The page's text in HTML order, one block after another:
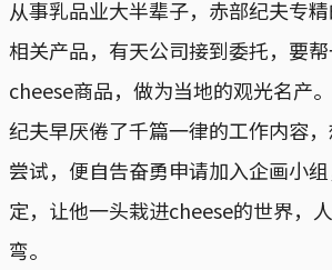
从事乳品业大半辈子，赤部纪夫专
相关产品，有天公司接到委托，要
cheese商品，做为当地的观光名产
纪夫早厌倦了千篇一律的工作内容
尝试，便自告奋勇申请加入企画小
定，让他一头栽进cheese的世界，
弯。